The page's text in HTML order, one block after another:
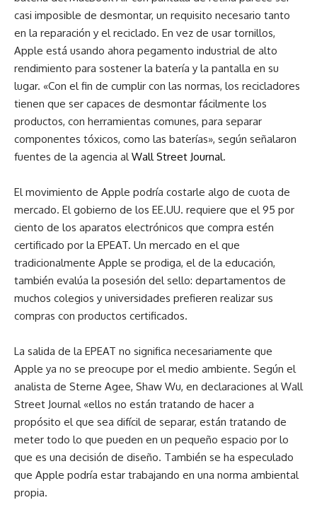
casi imposible de desmontar, un requisito necesario tanto
en la reparación y el reciclado. En vez de usar tornillos,
Apple está usando ahora pegamento industrial de alto
rendimiento para sostener la batería y la pantalla en su
lugar. «Con el fin de cumplir con las normas, los recicladores
tienen que ser capaces de desmontar fácilmente los
productos, con herramientas comunes, para separar
componentes tóxicos, como las baterías», según señalaron
fuentes de la agencia alWall Street Journal.
El movimiento de Apple podría costarle algo de cuota de
mercado. El gobierno de los EE.UU. requiere que el 95 por
ciento de los aparatos electrónicos que compra estén
certificado por la EPEAT. Un mercado en el que
tradicionalmente Apple se prodiga, el de la educación,
también evalúa la posesión del sello: departamentos de
muchos colegios y universidades prefieren realizar sus
compras con productos certificados.
La salida de la EPEAT no significa necesariamente que
Apple ya no se preocupe por el medio ambiente. Según el
analista de Sterne Agee, Shaw Wu, en declaraciones al Wall
Street Journal «ellos no están tratando de hacer a
propósito el que sea difícil de separar, están tratando de
meter todo lo que pueden en un pequeño espacio por lo
que es una decisión de diseño. También se ha especulado
que Apple podría estar trabajando en una norma ambiental
propia.